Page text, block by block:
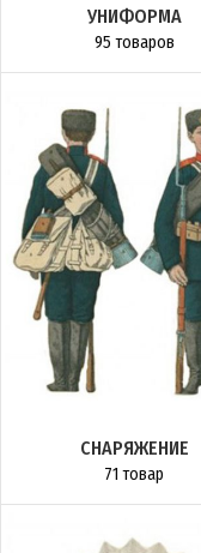
УНИФОРМА
95 товаров
СНАРЯЖЕНИЕ
71 товар